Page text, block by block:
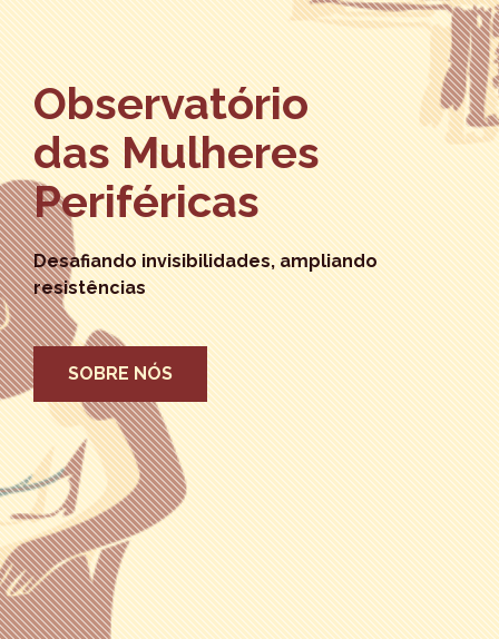
Observatório
das Mulheres
Periféricas
Desafiando invisibilidades, ampliando
resistências
SOBRE NÓS